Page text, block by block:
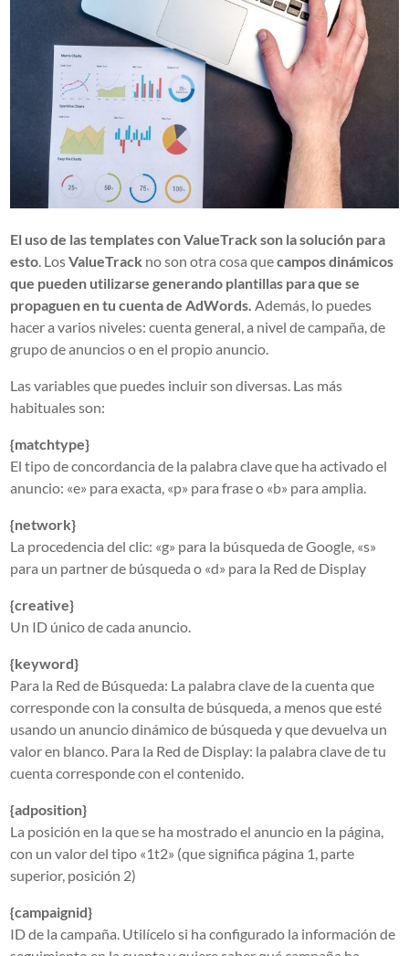
El uso de las templates con ValueTrack son la solución para
esto . LosValueTrack no son otra cosa quecampos dinámicos
que pueden utilizarse generando plantillas para que se
propaguen en tu cuenta de AdWords. Además, lo puedes
hacer a varios niveles: cuenta general, a nivel de campaña, de
grupo de anuncios o en el propio anuncio.
Las variables que puedes incluir son diversas. Las más
habituales son:
{matchtype}
El tipo de concordancia de la palabra clave que ha activado el
anuncio: «e» para exacta, «p» para frase o «b» para amplia.
{network}
La procedencia del clic: «g» para la búsqueda de Google, «s»
para un partner de búsqueda o «d» para la Red de Display
{creative}
Un ID único de cada anuncio.
{keyword}
Para la Red de Búsqueda: La palabra clave de la cuenta que
corresponde con la consulta de búsqueda, a menos que esté
usando un anuncio dinámico de búsqueda y que devuelva un
valor en blanco. Para la Red de Display: la palabra clave de tu
cuenta corresponde con el contenido.
{adposition}
La posición en la que se ha mostrado el anuncio en la página,
con un valor del tipo «1t2» (que significa página 1, parte
superior, posición 2)
{campaignid}
ID de la campaña. Utilícelo si ha configurado la información de